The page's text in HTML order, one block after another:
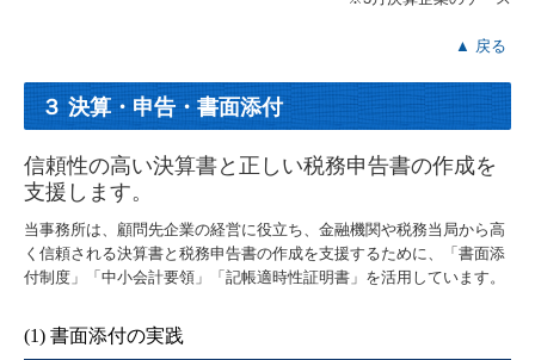
▲ 戻る
３ 決算・申告・書面添付
信頼性の高い決算書と正しい税務申告書の作成を
支援します。
当事務所は、顧問先企業の経営に役立ち、金融機関や税務当局から高
く信頼される決算書と税務申告書の作成を支援するために、「書面添
付制度」「中小会計要領」「記帳適時性証明書」を活用しています。
(1) 書面添付の実践